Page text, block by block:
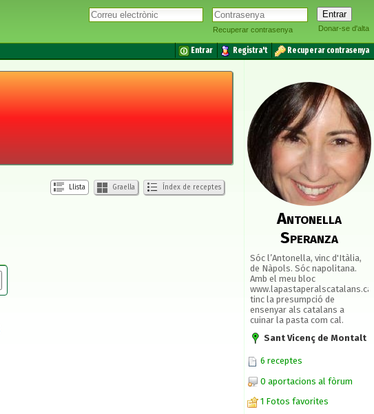
Recuperar contrasenya Donar-se d'alta
Entrar Registra't
Recuperar contrasenya
Llista Graella Índex de receptes
Antonella
Speranza
Sóc l’Antonella, vinc d'Itàlia,
de Nàpols. Sóc napolitana.
Amb el meu bloc
tinc la presumpció de
ensenyar als catalans a
cuinar la pasta com cal.
Sant Vicenç de Montalt
6 receptes
0 aportacions al fòrum
1 Fotos favorites